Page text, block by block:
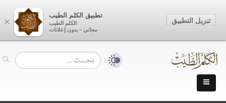
×
تطبيق الكلم الطيب
الكلم الطيب
مجاني - بدون إعلانات
تنزيل التطبيق